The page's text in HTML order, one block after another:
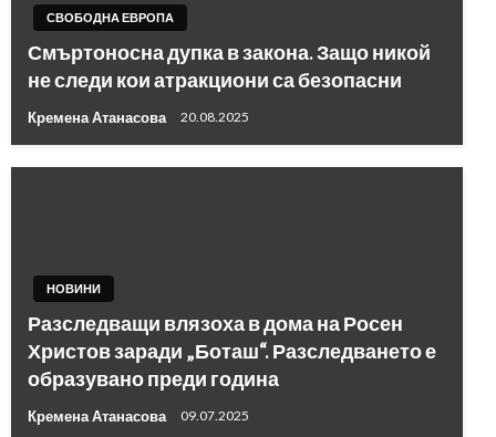
СВОБОДНА ЕВРОПА
Смъртоносна дупка в закона. Защо никой
не следи кои атракциони са безопасни
Кремена Атанасова 20.08.2025
НОВИНИ
Разследващи влязоха в дома на Росен
Христов заради „Боташ“. Разследването е
образувано преди година
Кремена Атанасова 09.07.2025